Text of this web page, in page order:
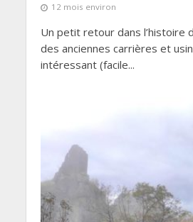
12 mois environ
Un petit retour dans l’histoire
des anciennes carrières et
intéressant (facile...